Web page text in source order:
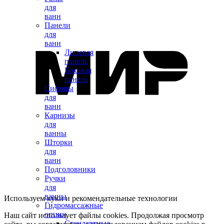
для
ванн
Панели
для
ванн
Лицевая
панель
Боковая
панель
Сифоны
для
ванн
Карнизы
для
ванны
Шторки
для
ванн
Подголовники
Ручки
для
ванны
Гидромассажные
опции
Используем куки и рекомендательные технологии
Наш сайт использует файлы cookies. Продолжая просмотр